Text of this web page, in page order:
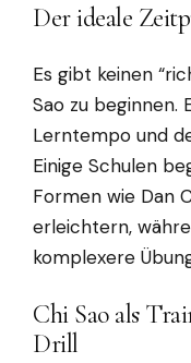
Der ideale
Es gibt keinen
Sao zu beginnen.
Lerntempo und
Einige Schulen
Formen wie Dan
erleichtern,
komplexere
Chi Sao als
Drill